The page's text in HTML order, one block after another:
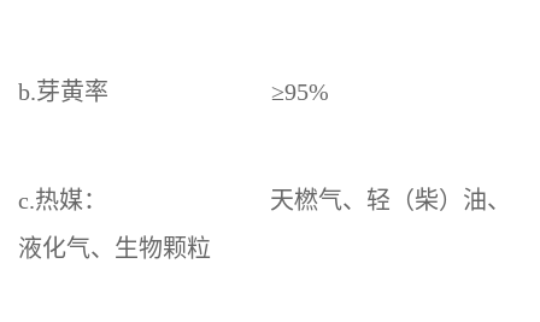
b.芽黄率 ≥95%
c.热媒： 天橪气、轻（柴）油、
液化气、生物颗粒